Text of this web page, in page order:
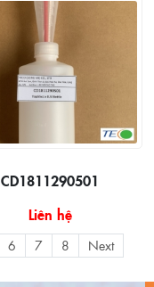
CD1811290501
Liên hệ
6 7 8
Next